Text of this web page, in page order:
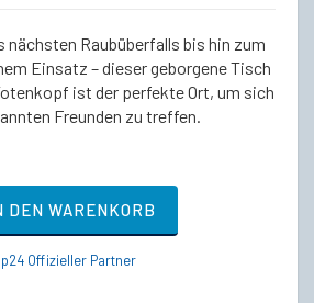
nächsten Raubüberfalls bis hin zum
Einsatz – dieser geborgene Tisch
ist der perfekte Ort, um sich
Freunden zu treffen.
DEN WARENKORB
Offizieller Partner